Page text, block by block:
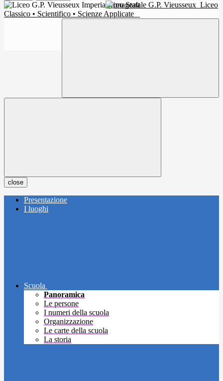
Liceo Statale G.P. Vieusseux Liceo
Classico • Scientifico • Scienze Applicate
close
Presentazione
I luoghi
Scuola
Panoramica
Le persone
I numeri della scuola
Organizzazione
Le carte della scuola
La storia